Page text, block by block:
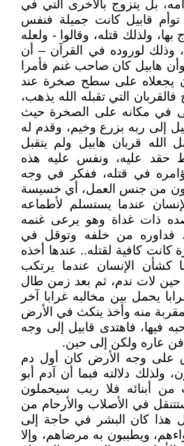
بل يتزوج بالأخرى التي في
توأم قابيل كانت جميلة فنفس
ولذلك قتله، وقالوا - ولعله
وذلك لوروده في القرآن – أن
هابيل كان صاحب غنم فأمرا
يجعلاه على سطح صخرة عند
التي تقبله الله يذهب،
في مكانه على الصخرة حيث
إلى ربه بزرع وخيم، وقدم له
الله قربان هابيل ولم يتقبل
حقد عليه، ونفس عليه هذه
في قتله، ففكر في وجه
من جنس العمل، أي خسيسة
عندما يستسلم لأطماعه
ذات غداة وهو يرعى غنمه
فداوره من خلفه وتوقل في
كافية لقتله.. عندها أخذه
كشأن الإنسان عندما يرتكب
حين لات ندم، ثم بعد زمن طال
يحمل بين مخالبه غرابا آخر
منه وأخذ ينكث في الأرض
فيها، فاهتدى قابيل إلى وجه
عاره ولكن إلى حين.
على وجه الأرض كان أول دم
ولذلك دلالته فبما أن آدم أبو
من أبنائه فلا ريب سيحملون
في الأصلاب والأرحام من
هذا كان البشر في حاجة إلى
ويطببون به مرضاهم، وإلا